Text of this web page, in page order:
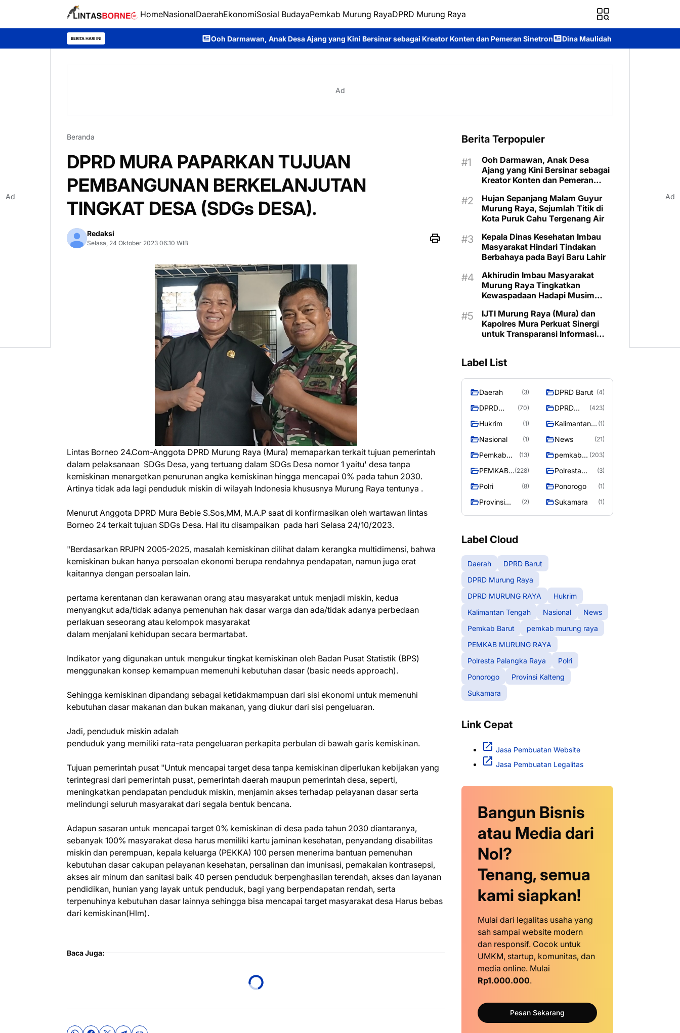
HomeNasionalDaerahEkonomiSosial BudayaPemkab Murung RayaDPRD Murung Raya
BERITA HARI INI Ooh Darmawan, Anak Desa Ajang yang Kini Bersinar sebagai Kreator Konten dan Pemeran Sinetron Dina Maulidah Terpilih Aklamasi Pimpin Perempuan
Ad
Beranda
DPRD MURA PAPARKAN TUJUAN
PEMBANGUNAN BERKELANJUTAN
TINGKAT DESA (SDGs DESA).
Redaksi
Selasa, 24 Oktober 2023 06:10 WIB
Lintas Borneo 24.Com-Anggota DPRD Murung Raya (Mura) memaparkan terkait tujuan pemerintah
dalam pelaksanaan SDGs Desa, yang tertuang dalam SDGs Desa nomor 1 yaitu' desa tanpa
kemiskinan menargetkan penurunan angka kemiskinan hingga mencapai 0% pada tahun 2030.
Artinya tidak ada lagi penduduk miskin di wilayah Indonesia khususnya Murung Raya tentunya .
Menurut Anggota DPRD Mura Bebie S.Sos,MM, M.A.P saat di konfirmasikan oleh wartawan lintas
Borneo 24 terkait tujuan SDGs Desa. Hal itu disampaikan pada hari Selasa 24/10/2023.
"Berdasarkan RPJPN 2005-2025, masalah kemiskinan dilihat dalam kerangka multidimensi, bahwa
kemiskinan bukan hanya persoalan ekonomi berupa rendahnya pendapatan, namun juga erat
kaitannya dengan persoalan lain.
pertama kerentanan dan kerawanan orang atau masyarakat untuk menjadi miskin, kedua
menyangkut ada/tidak adanya pemenuhan hak dasar warga dan ada/tidak adanya perbedaan
perlakuan seseorang atau kelompok masyarakat
dalam menjalani kehidupan secara bermartabat.
Indikator yang digunakan untuk mengukur tingkat kemiskinan oleh Badan Pusat Statistik (BPS)
menggunakan konsep kemampuan memenuhi kebutuhan dasar (basic needs approach).
Sehingga kemiskinan dipandang sebagai ketidakmampuan dari sisi ekonomi untuk memenuhi
kebutuhan dasar makanan dan bukan makanan, yang diukur dari sisi pengeluaran.
Jadi, penduduk miskin adalah
penduduk yang memiliki rata-rata pengeluaran perkapita perbulan di bawah garis kemiskinan.
Tujuan pemerintah pusat "Untuk mencapai target desa tanpa kemiskinan diperlukan kebijakan yang
terintegrasi dari pemerintah pusat, pemerintah daerah maupun pemerintah desa, seperti,
meningkatkan pendapatan penduduk miskin, menjamin akses terhadap pelayanan dasar serta
melindungi seluruh masyarakat dari segala bentuk bencana.
Adapun sasaran untuk mencapai target 0% kemiskinan di desa pada tahun 2030 diantaranya,
sebanyak 100% masyarakat desa harus memiliki kartu jaminan kesehatan, penyandang disabilitas
miskin dan perempuan, kepala keluarga (PEKKA) 100 persen menerima bantuan pemenuhan
kebutuhan dasar cakupan pelayanan kesehatan, persalinan dan imunisasi, pemakaian kontrasepsi,
akses air minum dan sanitasi baik 40 persen penduduk berpenghasilan terendah, akses dan layanan
pendidikan, hunian yang layak untuk penduduk, bagi yang berpendapatan rendah, serta
terpenuhinya kebutuhan dasar lainnya sehingga bisa mencapai target masyarakat desa Harus bebas
dari kemiskinan(Hlm).
Baca Juga:
Berita Terpopuler
Ooh Darmawan, Anak Desa
Ajang yang Kini Bersinar sebagai
Kreator Konten dan Pemeran
Hujan Sepanjang Malam Guyur
Murung Raya, Sejumlah Titik di
Kota Puruk Cahu Tergenang Air
Kepala Dinas Kesehatan Imbau
Masyarakat Hindari Tindakan
Berbahaya pada Bayi Baru Lahir
Akhirudin Imbau Masyarakat
Murung Raya Tingkatkan
Kewaspadaan Hadapi Musim
IJTI Murung Raya (Mura) dan
Kapolres Mura Perkuat Sinergi
untuk Transparansi Informasi
Label List
Daerah (3) DPRD Barut (4)
DPRD
Raya
(70)
DPRD
RAYA
(423)
Hukrim (1)
Kalimantan
(1)
Nasional (1) News (21)
Pemkab
(13)
pemkab
raya
(203)
PEMKAB
RAYA
(228)
Polresta
Raya
(3)
Polri (8) Ponorogo (1)
Provinsi
(2) Sukamara (1)
Label Cloud
Daerah
DPRD Barut
DPRD Murung Raya
DPRD MURUNG RAYA
Hukrim
Kalimantan Tengah
Nasional
News
Pemkab Barut
pemkab murung raya
PEMKAB MURUNG RAYA
Polresta Palangka Raya
Polri
Ponorogo
Provinsi Kalteng
Sukamara
Link Cepat
Jasa Pembuatan Website
Jasa Pembuatan Legalitas
Bangun Bisnis
atau Media dari
Nol?
Tenang, semua
kami siapkan!
Mulai dari legalitas usaha yang
sah sampai website modern
dan responsif. Cocok untuk
UMKM, startup, komunitas, dan
media online. Mulai
Rp1.000.000.
Pesan Sekarang
Ad Ad